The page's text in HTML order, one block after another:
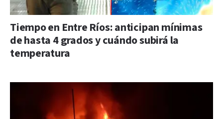
Tiempo en Entre Ríos: anticipan mínimas
de hasta 4 grados y cuándo subirá la
temperatura